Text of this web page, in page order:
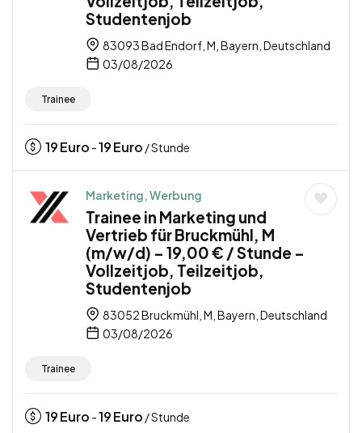
Studentenjob
83093 Bad Endorf, M, Bayern, Deutschland
03/08/2026
Trainee
19Euro -19Euro / Stunde
Marketing, Werbung
Trainee in Marketing und
Vertrieb für Bruckmühl, M
(m/w/d) – 19,00 € / Stunde –
Vollzeitjob, Teilzeitjob,
Studentenjob
83052 Bruckmühl, M, Bayern, Deutschland
03/08/2026
Trainee
19Euro -19Euro / Stunde